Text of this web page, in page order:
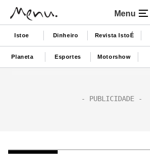
Menu
Istoe Dinheiro Revista IstoÉ
Planeta Esportes Motorshow